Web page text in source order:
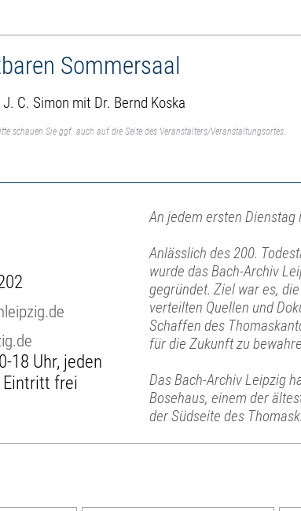
Sommersaal
C. Simon mit Dr. Bernd Koska
schauen Sie ggf. auch auf die Seite des Veranstalters/Veranstaltungsortes.
18 Uhr, jeden
frei
An jedem ersten
Anlässlich des 200.
wurde das Bach-Archiv
gegründet. Ziel war es,
verteilten Quellen und
Schaffen des
für die Zukunft zu
Das Bach-Archiv Leipzig
Bosehaus, einem der
der Südseite des